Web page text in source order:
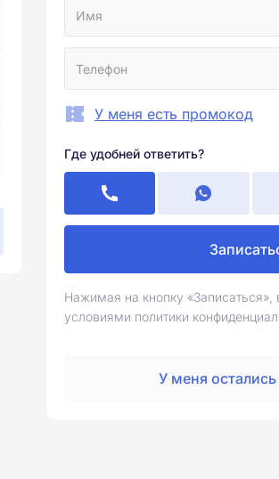
У меня есть промокод
Где удобней ответить?
Нажимая на кнопку «Записаться»,
условиями политики
У меня